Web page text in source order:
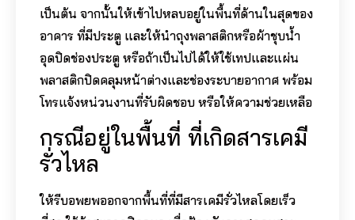
เป็นต้น จากนั้นให้เข้าไปหลบอยู่ในพื้นที่ด้านในสุดของ
อาคาร ที่มีประตู และให้นำถุงพลาสติกหรือผ้าชุบน้ำ
อุดปิดช่องประตู หรือถ้าเป็นไปได้ให้ใช้เทปและแผ่น
พลาสติกปิดคลุมหน้าต่างและช่องระบายอากาศ พร้อม
โทรแจ้งหน่วนงานที่รับผิดชอบ หรือให้ความช่วยเหลือ
กรณีอยู่ในพื้นที่ ที่เกิดสารเคมี
รั่วไหล
ให้รีบอพยพออกจากพื้นที่ที่มีสารเคมีรั่วไหลโดยเร็ว